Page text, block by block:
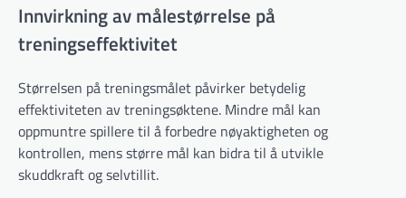
Innvirkning av målestørrelse på
treningseffektivitet
Størrelsen på treningsmålet påvirker betydelig
effektiviteten av treningsøktene. Mindre mål kan
oppmuntre spillere til å forbedre nøyaktigheten og
kontrollen, mens større mål kan bidra til å utvikle
skuddkraft og selvtillit.